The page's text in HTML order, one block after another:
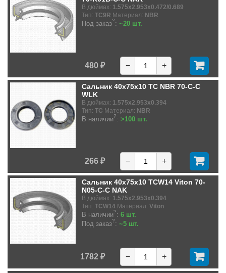
В дюймах: 1.575x2.953x0.472/0.689
Тип: TC9R Материал: NBR
Под заказ?: ~20 шт.
480 ₽ − +
Сальник 40x75x10 TC NBR 70-C-C
WLK
В дюймах: 1.575x2.953x0.394
Тип: TC Материал: NBR
В наличии?: >100 шт.
266 ₽ − +
Сальник 40x75x10 TCW14 Viton 70-
N05-C-C NAK
В дюймах: 1.575x2.953x0.394
Тип: TCW14 Материал: Viton
В наличии?: 6 шт.
Под заказ?: ~5 шт.
1782 ₽ − +